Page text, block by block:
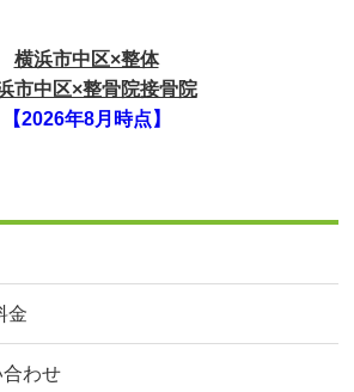
横浜市中区×整体
市中区×整骨院接骨院
【2026年8月時点】
金
合わせ